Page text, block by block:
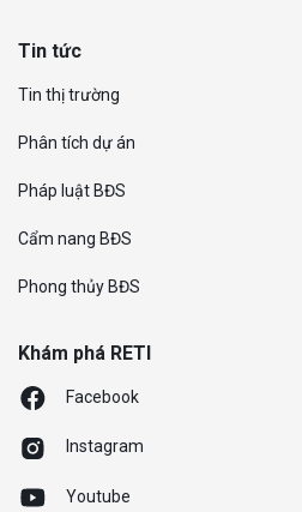
Tin tức
Tin thị trường
Phân tích dự án
Pháp luật BĐS
Cẩm nang BĐS
Phong thủy BĐS
Khám phá RETI
Facebook
Instagram
Youtube